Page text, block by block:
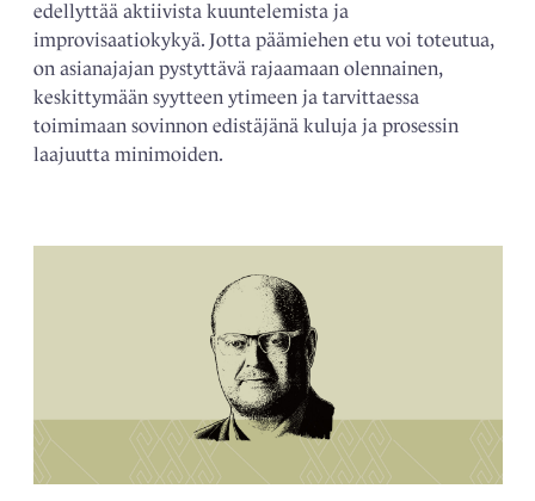
edellyttää aktiivista kuuntelemista ja
improvisaatiokykyä. Jotta päämiehen etu voi toteutua,
on asianajajan pystyttävä rajaamaan olennainen,
keskittymään syytteen ytimeen ja tarvittaessa
toimimaan sovinnon edistäjänä kuluja ja prosessin
laajuutta minimoiden.